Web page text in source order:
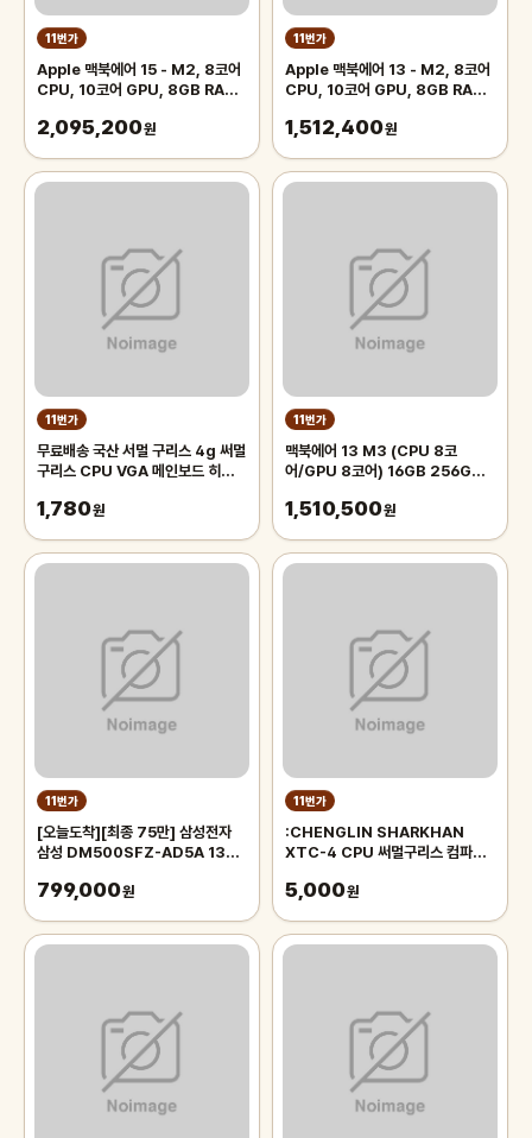
11번가
Apple 맥북에어 15 - M2, 8코어
CPU, 10코어 GPU, 8GB RAM,
2,095,200원
11번가
Apple 맥북에어 13 - M2, 8코어
CPU, 10코어 GPU, 8GB RAM,
1,512,400원
11번가
무료배송 국산 서멀 구리스 4g 써멀
구리스 CPU VGA 메인보드 히트싱
운드 방열 열전도 그리스 소중한 부
하세요 Made In Korea
1,780원
11번가
맥북에어 13 M3 (CPU 8코
어/GPU 8코어) 16GB 256GB
1,510,500원
11번가
[오늘도착][최종 75만] 삼성전자
삼성 DM500SFZ-AD5A 13세
용 컴퓨터
799,000원
11번가
:CHENGLIN SHARKHAN
XTC-4 CPU 써멀구리스 컴파운
5,000원